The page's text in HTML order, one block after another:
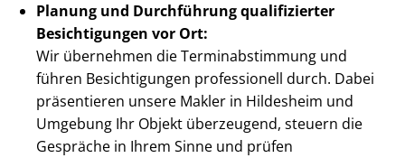
Planung und Durchführung qualifizierter
Besichtigungen vor Ort:
Wir übernehmen die Ter­min­ab­stim­mung und
führen Besichtigungen professionell durch. Dabei
präsentieren unsere Makler in Hildesheim und
Umgebung Ihr Objekt überzeugend, steuern die
Gespräche in Ihrem Sinne und prüfen